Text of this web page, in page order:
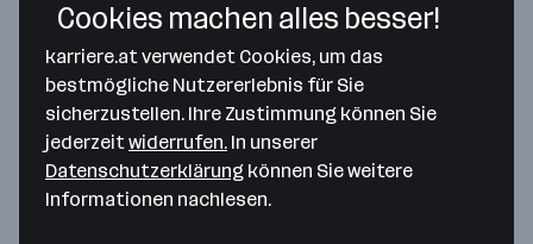
Cookies machen alles besser!
karriere.at verwendet Cookies, um das
bestmögliche Nutzererlebnis für Sie
sicherzustellen. Ihre Zustimmung können Sie
jederzeit widerrufen. In unserer
Datenschutzerklärung können Sie weitere
Informationen nachlesen.